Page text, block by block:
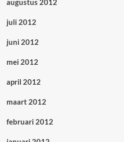
augustus 2012
juli 2012
juni 2012
mei 2012
april 2012
maart 2012
februari 2012